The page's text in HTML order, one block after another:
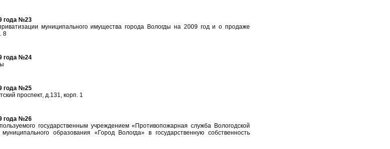
года №23
муниципального имущества города Вологды на 2009 год и о продаже
8
года №24
года №25
проспект, д.131, корп. 1
года №26
государственным учреждением «Противопожарная служба Вологодской
образования «Город Вологда» в государственную собственность